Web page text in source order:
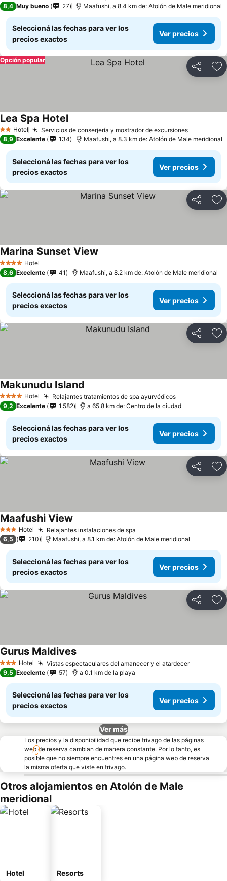
8,4 Muy bueno 27 Maafushi, a 8.4 km de: Atolón de Male meridional
Seleccioná las fechas para ver los
precios exactos
Ver precios
Compartir
Opción popular
2 Estrellas
Hotel Servicios de conserjería y mostrador de excursiones
Lea Spa Hotel
8,9 Excelente 134 Maafushi, a 8.3 km de: Atolón de Male meridional
Seleccioná las fechas para ver los
precios exactos
Ver precios
Compartir
4 EstrellasHotel
Marina Sunset View
8,6 Excelente 41 Maafushi, a 8.2 km de: Atolón de Male meridional
Seleccioná las fechas para ver los
precios exactos
Ver precios
Compartir
4 EstrellasHotel Relajantes tratamientos de spa ayurvédicos
Makunudu Island
9,2 Excelente 1.582 a 65.8 km de: Centro de la ciudad
Seleccioná las fechas para ver los
precios exactos
Ver precios
Compartir
3 Estrellas
Hotel Relajantes instalaciones de spa
Maafushi View
6,5 210 Maafushi, a 8.1 km de: Atolón de Male meridional
Seleccioná las fechas para ver los
precios exactos
Ver precios
Compartir
3 Estrellas
Hotel Vistas espectaculares del amanecer y el atardecer
Gurus Maldives
9,5 Excelente 57 a 0.1 km de la playa
Seleccioná las fechas para ver los
precios exactos
Ver precios
Ver más
Los precios y la disponibilidad que recibe trivago de las páginas
web de reserva cambian de manera constante. Por lo tanto, es
posible que no siempre encuentres en una página web de reserva
la misma oferta que viste en trivago.
Otros alojamientos en Atolón de Male
meridional
Hotel Resorts